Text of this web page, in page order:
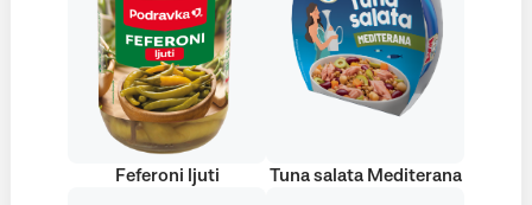
Feferoni ljuti Tuna salata Mediterana